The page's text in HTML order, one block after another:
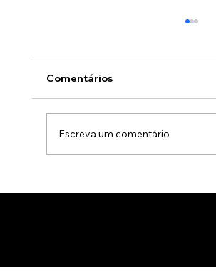
Comentários
Escreva um comentário